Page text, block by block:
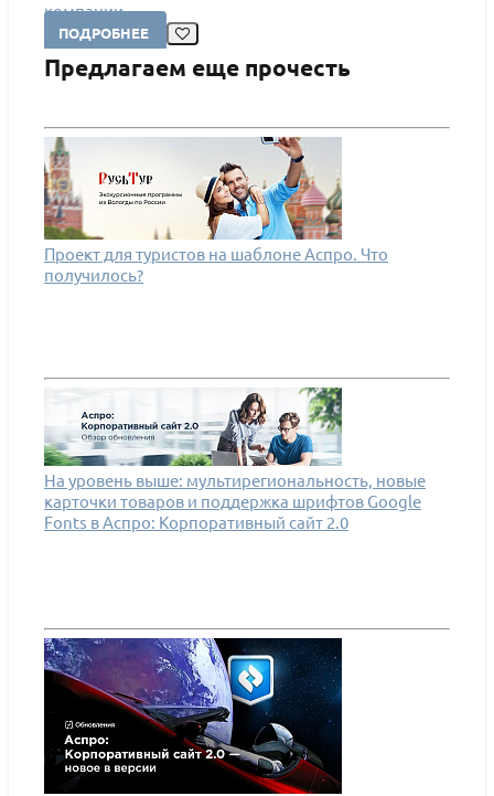
компании
ПОДРОБНЕЕ
Предлагаем еще прочесть
Проект для туристов на шаблоне Аспро. Что
получилось?
На уровень выше: мультирегиональность, новые
карточки товаров и поддержка шрифтов Google
Fonts в Аспро: Корпоративный сайт 2.0